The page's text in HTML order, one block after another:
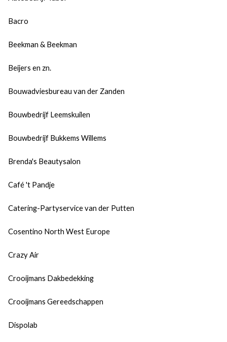
Bacro
Beekman & Beekman
Beijers en zn.
Bouwadviesbureau van der Zanden
Bouwbedrijf Leemskuilen
Bouwbedrijf Bukkems Willems
Brenda's Beautysalon
Café 't Pandje
Catering-Partyservice van der Putten
Cosentino North West Europe
Crazy Air
Crooijmans Dakbedekking
Crooijmans Gereedschappen
Dispolab